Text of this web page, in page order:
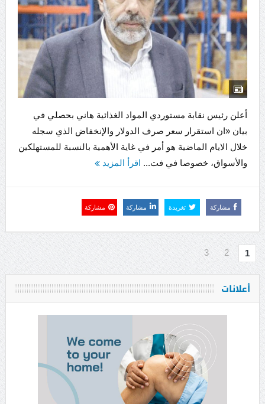
أعلن رئيس نقابة مستوردي المواد الغذائية هاني بحصلي في
بيان «ان استقرار سعر صرف الدولار والإنخفاض الذي سجله
خلال الايام الماضية هو أمر في غاية الأهمية بالنسبة للمستهلكين
والأسواق، خصوصا في فت... اقرأ المزيد
مشاركة تغريدة مشاركة مشاركة
1
2
3
أعلانات